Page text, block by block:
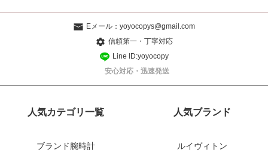
Eメール： yoyocopys@gmail.com
信頼第一・丁寧対応
Line ID:yoyocopy
安心対応・迅速発送
人気カテゴリ一覧
ブランド腕時計
人気ブランド
ルイヴィトン